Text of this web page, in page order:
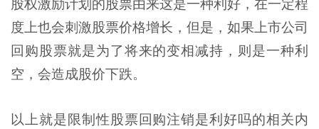
度上也会刺激股票价格增长，但是，如果上市公司
回购股票就是为了将来的变相减持，则是一种利
空，会造成股价下跌。
以上就是限制性股票回购注销是利好吗的相关内